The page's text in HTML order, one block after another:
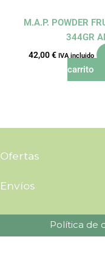
M.A.P. POWDER
344GR
42,00€ IVA incluido
carrito
Ofertas
Envíos
Política de